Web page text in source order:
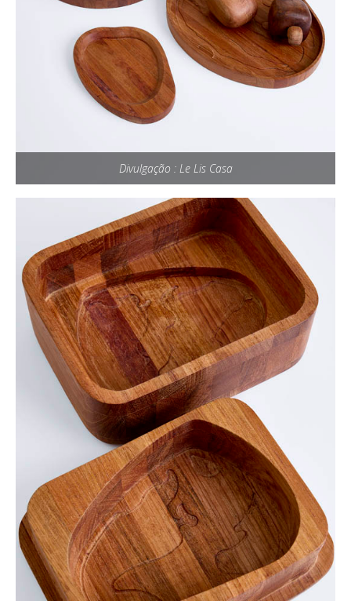
Divulgação : Le Lis Casa